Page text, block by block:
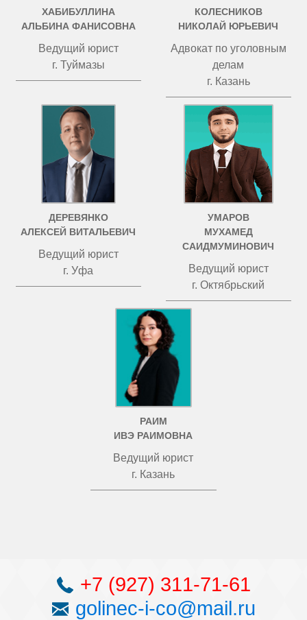
ХАБИБУЛЛИНА
АЛЬБИНА ФАНИСОВНА
Ведущий юрист
г. Туймазы
КОЛЕСНИКОВ
НИКОЛАЙ ЮРЬЕВИЧ
Адвокат по уголовным
делам
г. Казань
ДЕРЕВЯНКО
АЛЕКСЕЙ ВИТАЛЬЕВИЧ
Ведущий юрист
г. Уфа
УМАРОВ
МУХАМЕД
САИДМУМИНОВИЧ
Ведущий юрист
г. Октябрьский
РАИМ
ИВЭ РАИМОВНА
Ведущий юрист
г. Казань
+7 (927) 311-71-61
golinec-i-co@mail.ru